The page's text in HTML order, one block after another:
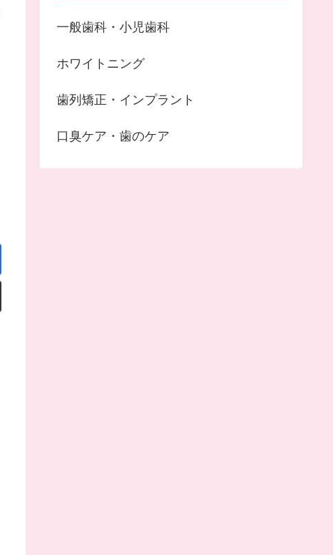
一般歯科・小児歯科
ホワイトニング
歯列矯正・インプラント
口臭ケア・歯のケア